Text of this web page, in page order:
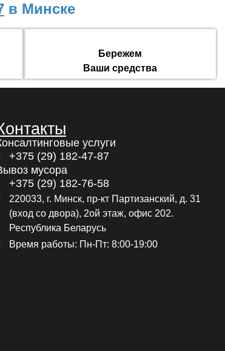
в Минске
Бережем
Ваши средства
услуги
+375 (29) 182-47-87
мусора
+375 (29) 182-76-58
220033, г. Минск, пр-кт Партизанский, д. 31
(вход со двора), 2ой этаж, офис 202.
Республика Беларусь
Время работы: Пн-Пт: 8:00-19:00